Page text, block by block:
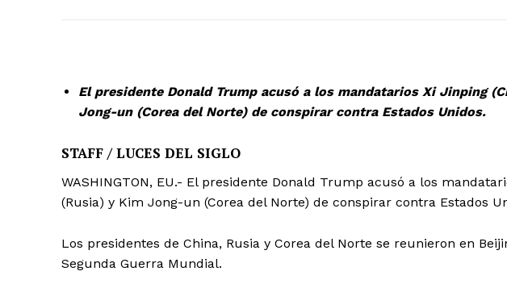
El presidente Donald Trump acusó a los mandatarios Xi Jinping
Jong-un (Corea del Norte) de conspirar contra Estados Unidos.
STAFF / LUCES DEL SIGLO
WASHINGTON, EU.- El presidente Donald Trump acusó a los
(Rusia) y Kim Jong-un (Corea del Norte) de conspirar contra Estados
Los presidentes de China, Rusia y Corea del Norte se reunieron en
Segunda Guerra Mundial.